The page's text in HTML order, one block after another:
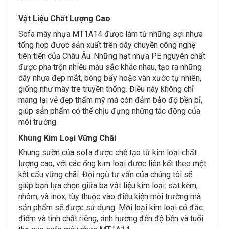
Vật Liệu Chất Lượng Cao
Sofa mây nhựa MT1A14 được làm từ những sợi nhựa
tổng hợp được sản xuất trên dây chuyền công nghệ
tiên tiến của Châu Âu. Những hạt nhựa PE nguyên chất
được pha trộn nhiều màu sắc khác nhau, tạo ra những
dây nhựa đẹp mắt, bóng bẩy hoặc vân xước tự nhiên,
giống như mây tre truyền thống. Điều này không chỉ
mang lại vẻ đẹp thẩm mỹ mà còn đảm bảo độ bền bỉ,
giúp sản phẩm có thể chịu đựng những tác động của
môi trường.
Khung Kim Loại Vững Chãi
Khung sườn của sofa được chế tạo từ kim loại chất
lượng cao, với các ống kim loại được liên kết theo một
kết cấu vững chãi. Đội ngũ tư vấn của chúng tôi sẽ
giúp bạn lựa chọn giữa ba vật liệu kim loại: sắt kẽm,
nhôm, và inox, tùy thuộc vào điều kiện môi trường mà
sản phẩm sẽ được sử dụng. Mỗi loại kim loại có đặc
điểm và tính chất riêng, ảnh hưởng đến độ bền và tuổi